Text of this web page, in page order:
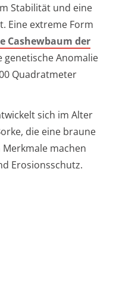
Stabilität und eine
Eine extreme Form
Cashewbaum der
genetische Anomalie
Quadratmeter
sich im Alter
die eine braune
machen
Erosionsschutz.